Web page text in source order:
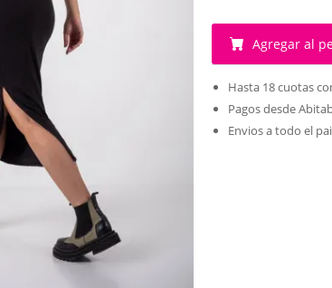
Agregar al
Hasta 18 cuotas
Pagos desde
Envios a todo el